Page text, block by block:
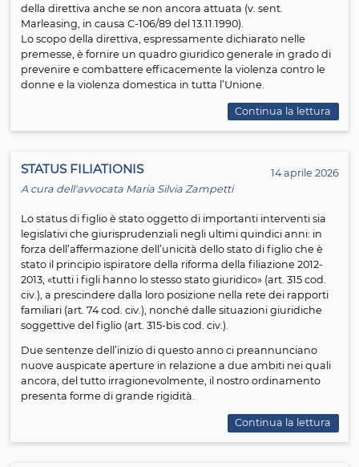
vigore il ventesimo giorno successivo, cioè il 13.6.2024;
previsto dall’art. 49 del testo normativo, gli Stati
dovranno conformarsi alla direttiva entro il 14.6.2027.
more dell’attuazione, gli Stati hanno, da un lato,
non adottare disposizioni che impediscano il
degli obiettivi della direttiva stessa (c.d. stand-still);
l’obbligo di interpretare e applicare le norme interne
Lo scopo della direttiva, espressamente dichiarato nelle
premesse, è fornire un quadro giuridico generale in
prevenire e combattere efficacemente la violenza
donne e la violenza domestica in tutta l’Unione.
Continua la
STATUS FILIATIONIS
A cura dell'avvocataMaria Silvia Zampetti
Lo status di figlio è stato oggetto di importanti
legislativi che giurisprudenziali negli ultimi quindici
forza dell’affermazione dell’unicità dello stato di figlio
stato il principio ispiratore della riforma della filiazione